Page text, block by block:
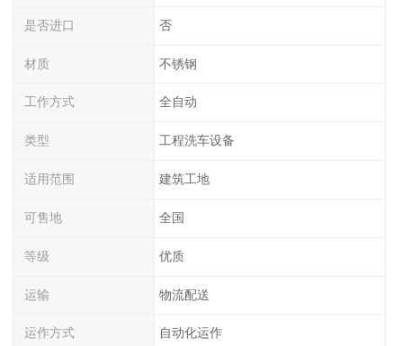
是否进口 否
材质 不锈钢
工作方式 全自动
类型 工程洗车设备
适用范围 建筑工地
可售地 全国
等级 优质
运输 物流配送
运作方式 自动化运作